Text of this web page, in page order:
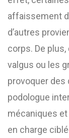
affaissement
d’autres
corps. De
valgus ou les
provoquer des
podologue
mécaniques
en charge